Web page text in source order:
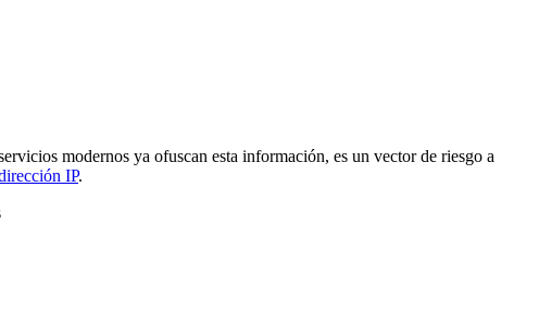
modernos ya ofuscan esta información, es un vector de riesgo a
IP.